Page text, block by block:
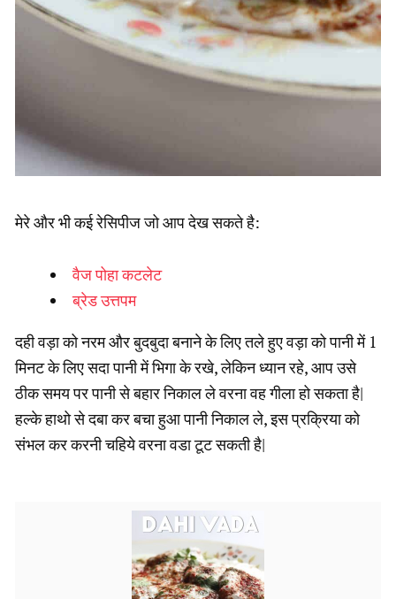
मेरे और भी कई रेसिपीज जो आप देख सकते है:
वैज पोहा कटलेट
ब्रेड उत्तपम
दही वड़ा को नरम और बुदबुदा बनाने के लिए तले हुए वड़ा को पानी में 1
मिनट के लिए सदा पानी में भिगा के रखे, लेकिन ध्यान रहे, आप उसे
ठीक समय पर पानी से बहार निकाल ले वरना वह गीला हो सकता है|
हल्के हाथो से दबा कर बचा हुआ पानी निकाल ले, इस प्रक्रिया को
संभल कर करनी चहिये वरना वडा टूट सकती है|